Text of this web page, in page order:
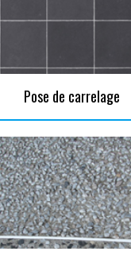
Pose de carrelage